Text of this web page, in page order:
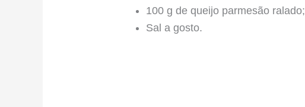
100 g de queijo parmesão ralado;
Sal a gosto.